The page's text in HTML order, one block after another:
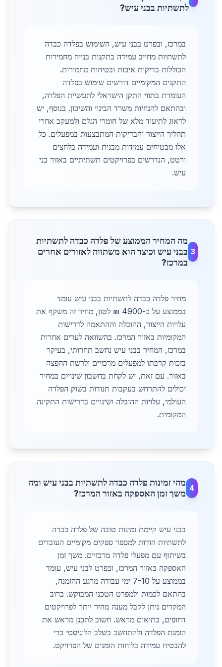
לתשתיות בבני עיש?
במרכז, ובפרט בבני עיש, השימוש בפלדה כבדה
לתשתיות מחייב עמידה בתקנות בנייה מחמירות
הכוללות בדיקות איכות ובטיחות מחמירות.
התקנים המקומיים דורשים שימוש בפלדה
העומדת בתווי התקן הישראלי לתעשיית הפלדה,
ובהתאם להנחיות משרד הבינוי והשיכון. בנוסף, יש
לדאוג לתיעוד מלא של חומרי הגלם ולמעקב אחרי
תהליך הייצור והבדיקות המתבצעות במפעלים. כל
אלו מבטיחים עמידות מבנית ועמידה בלחצים
ורטט, הנדרשים בפרויקטים תשתיתיים באזור בני
עיש.
3
מה המחיר הממוצע של פלדה כבדה לתשתיות
בבני עיש וכיצד הוא משתווה לאזורים אחרים
במרכז?
מחיר פלדה כבדה לתשתיות בבני עיש עומד
בממוצע על כ-4900 ₪ לטון, מחיר זה משקף את
עלויות הייצור, ההובלה וההתאמה לדרישות
המקומיות באזור המרכז. בהשוואה לערים אחרות
במרכז, המחיר בבני עיש נחשב תחרותי, בעיקר
בזכות קרבתו למפעלים מרכזיים ולרשת ההפצה
באזור. עם זאת, יש לקחת בחשבון שינויים במחיר
יכולים להתרחש בעקבות תנודות בשוק הפלדה
העולמי, עלויות ההובלה ושינויים בדרישות התקינה
המקומית.
4
מהי זמינות פלדה כבדה לתשתיות בבני עיש ומה
משך זמן האספקה באזור המרכז?
בבני עיש קיימת זמינות טובה של פלדה כבדה
לתשתיות הודות למספר ספקים מקומיים העובדים
בשיתוף עם מפעלי פלדה מרכזיים. משך זמן
האספקה באזור המרכז, ובפרט לבני עיש, עומד
בממוצע על 7-10 ימי עבודה מרגע ההזמנה,
בהתאם לכמות ולמפרט הטכני המבוקש. ברוב
המקרים ניתן לקבל מענה מהיר יותר לפרויקטים
דחופים, בתיאום מראש. חשוב לתכנן מראש את
הזמנת הפלדה ולהתחשב בשלב הלוגיסטי כדי
להבטיח עמידה בלוחות הזמנים של הפרויקט.